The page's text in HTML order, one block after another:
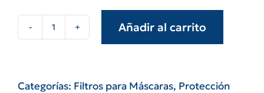
Protector
-
Añadir al carrito
Categorías: Filtros para Máscaras, Protección